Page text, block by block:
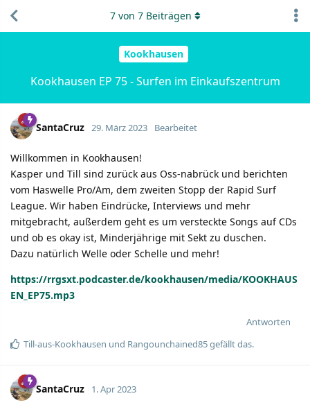
Kookhausen
Kookhausen EP 75 - Surfen im Einkaufszentrum
7von 7Beiträgen
SantaCruz 29. März 2023 Bearbeitet
Willkommen in Kookhausen!
Kasper und Till sind zurück aus Oss-nabrück und berichten
vom Haswelle Pro/Am, dem zweiten Stopp der Rapid Surf
League. Wir haben Eindrücke, Interviews und mehr
mitgebracht, außerdem geht es um versteckte Songs auf CDs
und ob es okay ist, Minderjährige mit Sekt zu duschen.
Dazu natürlich Welle oder Schelle und mehr!
https://rrgsxt.podcaster.de/kookhausen/media/KOOKHAUS
EN_EP75.mp3
Antworten
Till-aus-Kookhausen und Rangounchained85gefällt das.
SantaCruz 1. Apr 2023